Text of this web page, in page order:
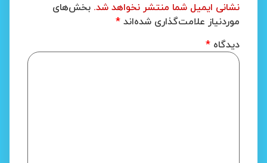
نشانی ایمیل شما منتشر نخواهد شد. بخش‌های
موردنیاز علامت‌گذاری شده‌اند *
دیدگاه *